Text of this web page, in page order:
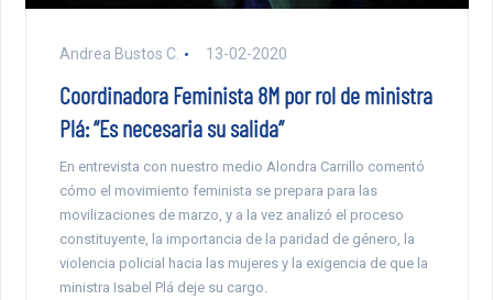
Andrea Bustos C. 13-02-2020
Coordinadora Feminista 8M por rol de ministra
Plá: “Es necesaria su salida”
En entrevista con nuestro medio Alondra Carrillo comentó
cómo el movimiento feminista se prepara para las
movilizaciones de marzo, y a la vez analizó el proceso
constituyente, la importancia de la paridad de género, la
violencia policial hacia las mujeres y la exigencia de que la
ministra Isabel Plá deje su cargo.